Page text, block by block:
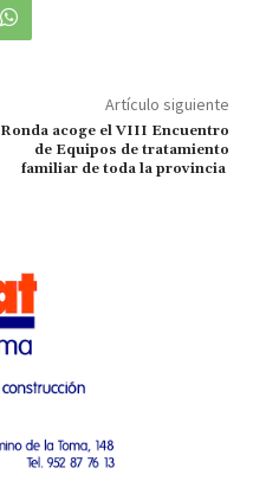
Artículo siguiente
Ronda acoge el VIII Encuentro
de Equipos de tratamiento
familiar de toda la provincia